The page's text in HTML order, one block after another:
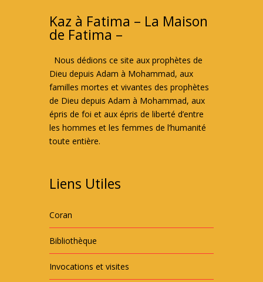
Kaz à Fatima – La Maison
de Fatima –
Nous dédions ce site aux prophètes de
Dieu depuis Adam à Mohammad, aux
familles mortes et vivantes des prophètes
de Dieu depuis Adam à Mohammad, aux
épris de foi et aux épris de liberté d’entre
les hommes et les femmes de l’humanité
toute entière.
Liens Utiles
Coran
Bibliothèque
Invocations et visites